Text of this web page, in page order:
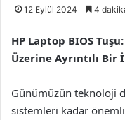
12 Eylül 2024 4
HP Laptop BIOS
Üzerine Ayrıntılı Bir
Günümüzün teknoloji
sistemleri kadar önemli